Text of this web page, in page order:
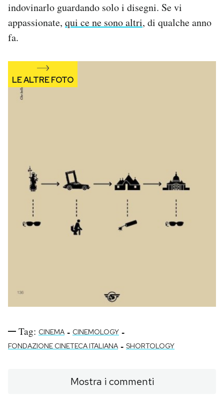
indovinarlo guardando solo i disegni. Se vi
appassionate, qui ce ne sono altri, di qualche anno
fa.
Tag: CINEMA - CINEMOLOGY -
FONDAZIONE CINETECA ITALIANA - SHORTOLOGY
Mostra i commenti